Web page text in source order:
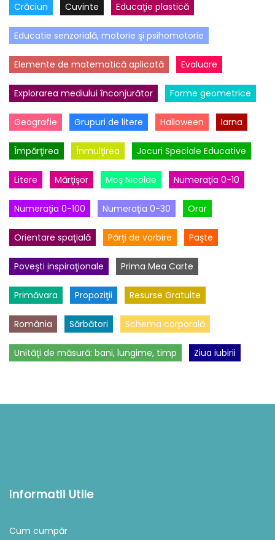
Crăciun Cuvinte Educaţie plastică
Educatie senzorială, motorie şi psihomotorie
Elemente de matematică aplicată Evaluare
Explorarea mediului înconjurător Forme geometrice
Geografie Grupuri de litere Halloween Iarna
Împărţirea Înmulţirea Jocuri Speciale Educative
Litere Mărţişor Moş Nicolae Numeraţia 0-10
Numeraţia 0-100 Numeraţia 0-30 Orar
Orientare spaţială Părţi de vorbire Paşte
Poveşti inspiraţionale Prima Mea Carte
Primăvara Propoziţii Resurse Gratuite
România Sărbători Schema corporală
Unităţi de măsură: bani, lungime, timp Ziua iubirii
Informatii Utile
Cum cumpăr